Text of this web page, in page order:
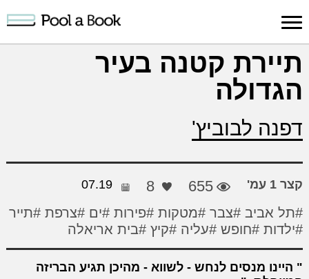
כניסה למערכת
פרסום
חיפוש
תיירת קטנה בעיר
הגדולה
דפנה לבוביץ'
קצר 1 עמ' 655
8
07.19
#תל אביב #צבר #מטקות #פירות #ים #צרפת #תייר
#ילדות #חופש #עליה #קיץ #בית אריאלה
היינו מנסים לנחש - לשווא - מהיכן תגיע הבריזה